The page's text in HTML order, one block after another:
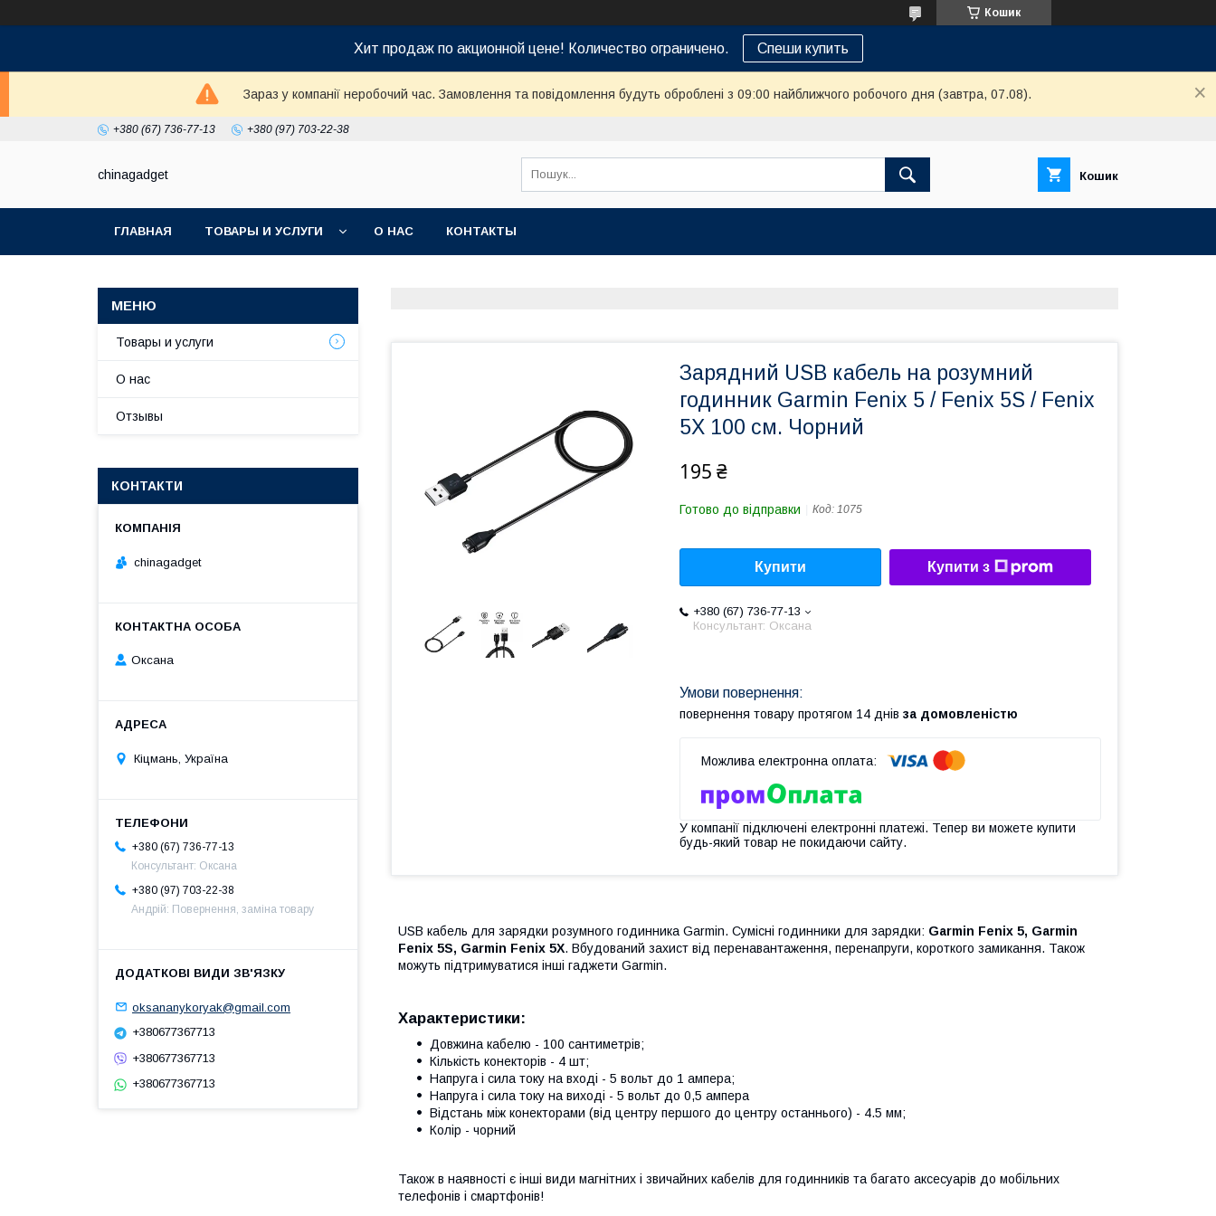
Кошик
Хит продаж по акционной цене! Количество ограничено. Спеши купить
Зараз у компанії неробочий час. Замовлення та повідомлення будуть оброблені з 09:00 найближчого робочого дня (завтра, 07.08).
+380 (67) 736-77-13 +380 (97) 703-22-38
chinagadget Кошик
ГЛАВНАЯ ТОВАРЫ И УСЛУГИ О НАС КОНТАКТЫ
Зарядний USB кабель на розумний
годинник Garmin Fenix 5 / Fenix 5S / Fenix
5X 100 см. Чорний
195 ₴
Готово до відправки Код: 1075
Купити Купити з
+380 (67) 736-77-13
Консультант: Оксана
повернення товару протягом 14 днів за домовленістю
У компанії підключені електронні платежі. Тепер ви можете купити
будь-який товар не покидаючи сайту.
USB кабель для зарядки розумного годинника Garmin. Сумісні годинники для зарядки: Garmin Fenix 5, Garmin
Fenix 5S, Garmin Fenix 5X. Вбудований захист від перенавантаження, перенапруги, короткого замикання. Також
можуть підтримуватися інші гаджети Garmin.
Характеристики:
Довжина кабелю - 100 сантиметрів;
Кількість конекторів - 4 шт;
Напруга і сила току на вході - 5 вольт до 1 ампера;
Напруга і сила току на виході - 5 вольт до 0,5 ампера
Відстань між конекторами (від центру першого до центру останнього) - 4.5 мм;
Колір - чорний
Також в наявності є інші види магнітних і звичайних кабелів для годинників та багато аксесуарів до мобільних
телефонів і смартфонів!
Товары и услуги
О нас
Отзывы
КОНТАКТИ
chinagadget
Оксана
Кіцмань, Україна
+380 (67) 736-77-13
Консультант: Оксана
+380 (97) 703-22-38
Андрій: Повернення, заміна товару
oksananykoryak@gmail.com
+380677367713
+380677367713
+380677367713